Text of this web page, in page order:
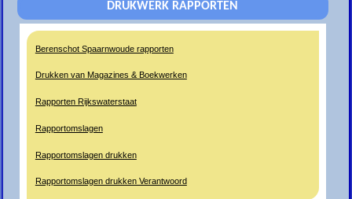
DRUKWERK RAPPORTEN
Berenschot Spaarnwoude rapporten
Drukken van Magazines & Boekwerken
Rapporten Rijkswaterstaat
Rapportomslagen
Rapportomslagen drukken
Rapportomslagen drukken Verantwoord